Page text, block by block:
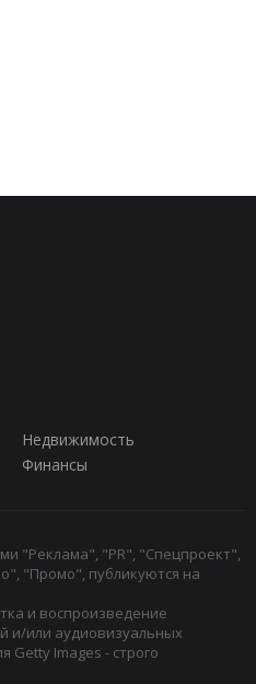
Недвижимость
Финансы
"Реклама", "PR", "Спецпроект",
"Промо", публикуются на
и воспроизведение
и/или аудиовизуальных
Getty Images - строго